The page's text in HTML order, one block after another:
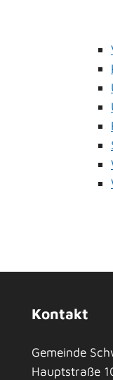
Kontakt
Gemeinde
Hauptstraße